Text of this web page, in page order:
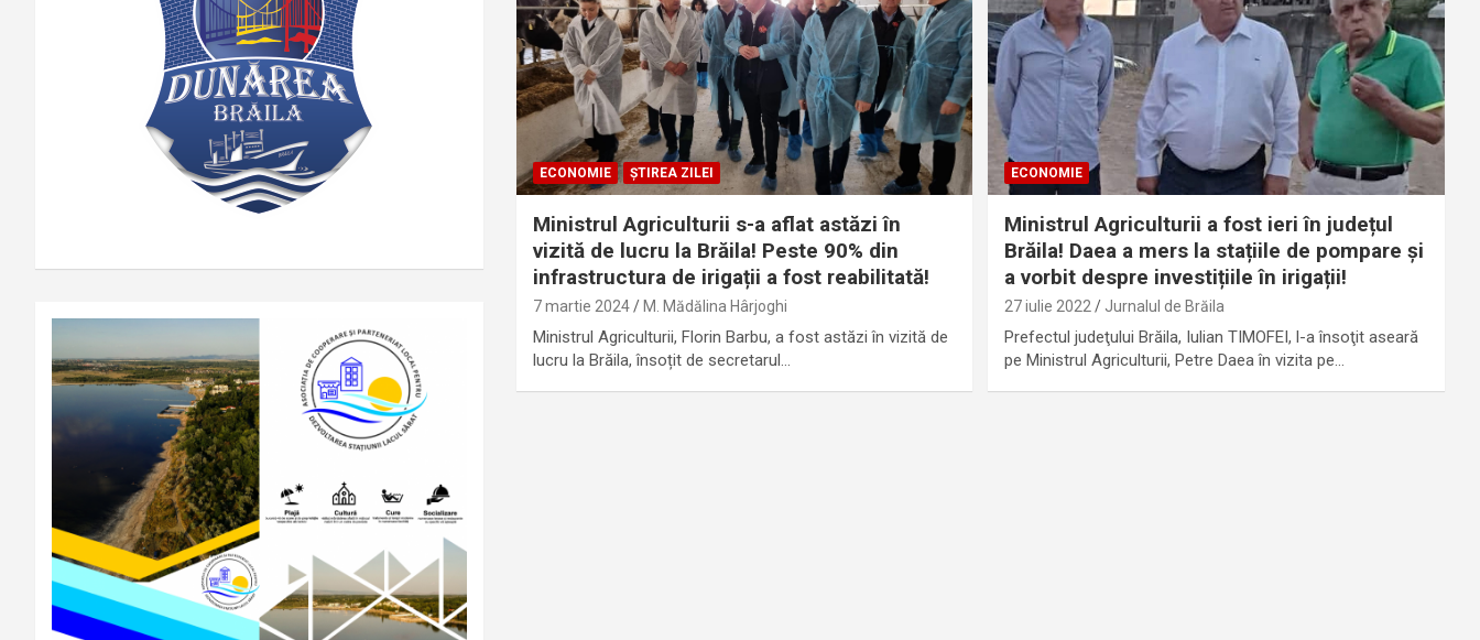
ECONOMIE ȘTIREA ZILEI
Ministrul Agriculturii s-a aflat astăzi în
vizită de lucru la Brăila! Peste 90% din
infrastructura de irigații a fost reabilitată!
7 martie 2024 M. Mădălina Hârjoghi
Ministrul Agriculturii, Florin Barbu, a fost astăzi în vizită de
lucru la Brăila, însoțit de secretarul…
ECONOMIE
Ministrul Agriculturii a fost ieri în județul
Brăila! Daea a mers la stațiile de pompare și
a vorbit despre investițiile în irigații!
27 iulie 2022 Jurnalul de Brăila
Prefectul judeţului Brăila, Iulian TIMOFEI, l-a însoţit aseară
pe Ministrul Agriculturii, Petre Daea în vizita pe…